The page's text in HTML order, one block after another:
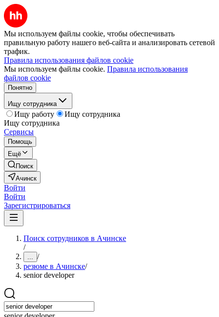
Мы используем файлы cookie, чтобы обеспечивать
правильную работу нашего веб-сайта и анализировать сетевой
трафик.
Правила использования файлов cookie
Мы используем файлы cookie. Правила использования
файлов cookie
Понятно
Ищу сотрудника
Ищу работу
Ищу сотрудника
Ищу сотрудника
Сервисы
Помощь
Ещё
Поиск
Ачинск
Войти
Войти
Зарегистрироваться
Поиск сотрудников в Ачинске
/
... /
резюме в Ачинске/
senior developer